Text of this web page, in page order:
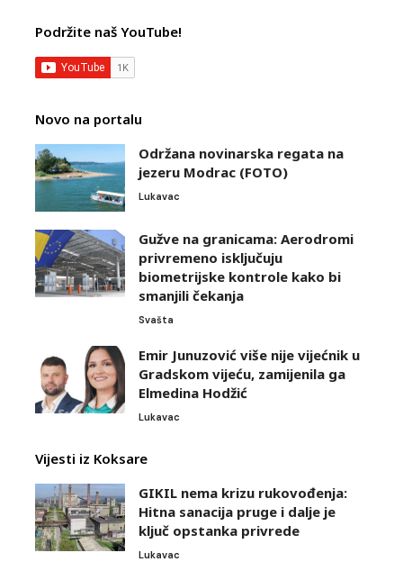
Podržite naš YouTube!
Novo na portalu
Održana novinarska regata na
jezeru Modrac (FOTO)
Lukavac
Gužve na granicama: Aerodromi
privremeno isključuju
biometrijske kontrole kako bi
smanjili čekanja
Svašta
Emir Junuzović više nije vijećnik u
Gradskom vijeću, zamijenila ga
Elmedina Hodžić
Lukavac
Vijesti iz Koksare
GIKIL nema krizu rukovođenja:
Hitna sanacija pruge i dalje je
ključ opstanka privrede
Lukavac